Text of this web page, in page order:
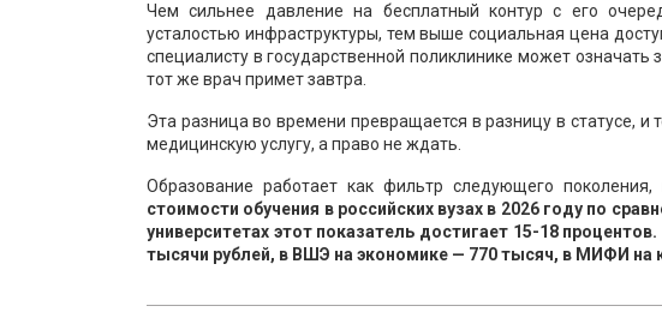
Чем сильнее давление на бесплатный контур с его
усталостью инфраструктуры, тем выше социальная цена
специалисту в государственной поликлинике может означать
тот же врач примет завтра.
Эта разница во времени превращается в разницу в статусе, и
медицинскую услугу, а право не ждать.
Образование работает как фильтр следующего
стоимости обучения в российских вузах в 2026 году по
университетах этот показатель достигает 15-18
тысячи рублей, в ВШЭ на экономике — 770 тысяч, в МИФИ на